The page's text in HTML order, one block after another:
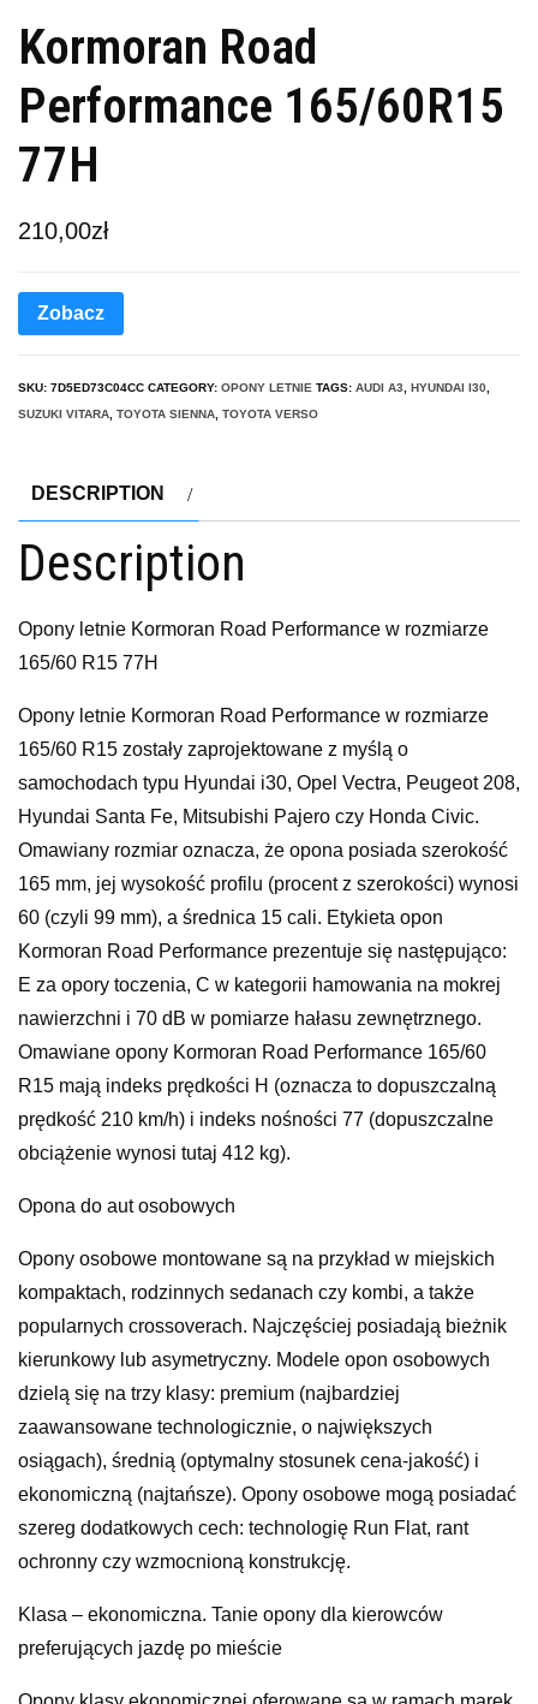
Kormoran Road
Performance 165/60R15
77H
210,00zł
Zobacz
SKU: 7D5ED73C04CC CATEGORY: OPONY LETNIE TAGS: AUDI A3 HYUNDAI I30
SUZUKI VITARA TOYOTA SIENNA TOYOTA VERSO
DESCRIPTION
Description
Opony letnie Kormoran Road Performance w rozmiarze
165/60 R15 77H
Opony letnie Kormoran Road Performance w rozmiarze
165/60 R15 zostały zaprojektowane z myślą o
samochodach typu Hyundai i30, Opel Vectra, Peugeot 208,
Hyundai Santa Fe, Mitsubishi Pajero czy Honda Civic.
Omawiany rozmiar oznacza, że opona posiada szerokość
165 mm, jej wysokość profilu (procent z szerokości) wynosi
60 (czyli 99 mm), a średnica 15 cali. Etykieta opon
Kormoran Road Performance prezentuje się następująco:
E za opory toczenia, C w kategorii hamowania na mokrej
nawierzchni i 70 dB w pomiarze hałasu zewnętrznego.
Omawiane opony Kormoran Road Performance 165/60
R15 mają indeks prędkości H (oznacza to dopuszczalną
prędkość 210 km/h) i indeks nośności 77 (dopuszczalne
obciążenie wynosi tutaj 412 kg).
Opona do aut osobowych
Opony osobowe montowane są na przykład w miejskich
kompaktach, rodzinnych sedanach czy kombi, a także
popularnych crossoverach. Najczęściej posiadają bieżnik
kierunkowy lub asymetryczny. Modele opon osobowych
dzielą się na trzy klasy: premium (najbardziej
zaawansowane technologicznie, o największych
osiągach), średnią (optymalny stosunek cena-jakość) i
ekonomiczną (najtańsze). Opony osobowe mogą posiadać
szereg dodatkowych cech: technologię Run Flat, rant
ochronny czy wzmocnioną konstrukcję.
Klasa – ekonomiczna. Tanie opony dla kierowców
preferujących jazdę po mieście